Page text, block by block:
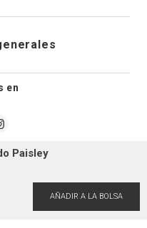
Paisley
y desistimiento
de compra
en